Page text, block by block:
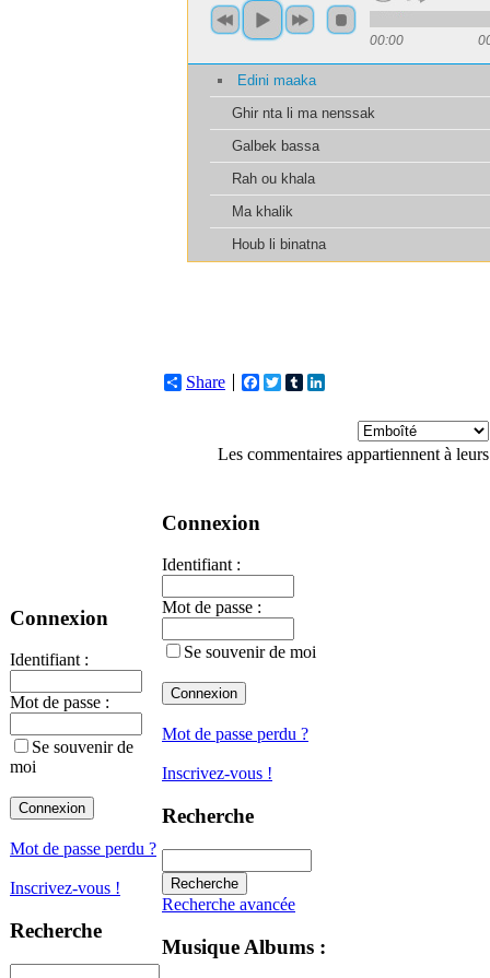
Connexion
Identifiant :
Mot de passe :
Se souvenir de
moi
Mot de passe perdu ?
Inscrivez-vous !
Recherche
Share Facebook
TwitterTumblr
Les commentaires appartiennent à
Connexion
Identifiant :
Mot de passe :
Se souvenir de moi
Mot de passe perdu ?
Inscrivez-vous !
Recherche
Recherche avancée
Musique Albums :